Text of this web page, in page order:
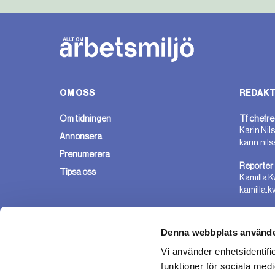
Denna webbplats
Vi använder
funktioner för sociala
OM OSS
Om tidningen
Annonsera
Prenumerera
Tipsa oss
Tf
Karin
Reporter
Kamilla